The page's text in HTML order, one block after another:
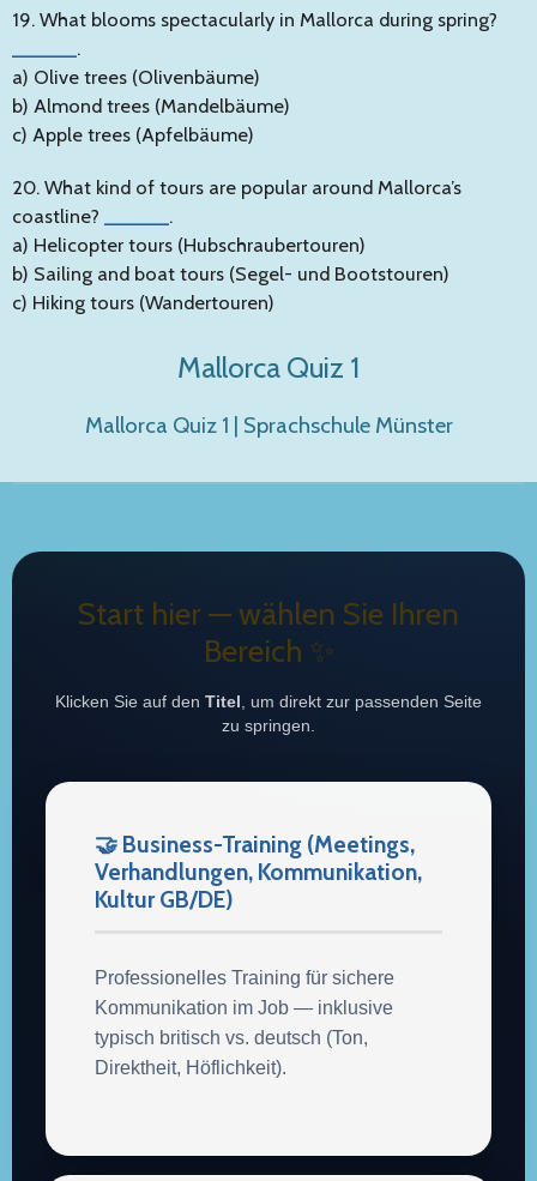
19. What blooms spectacularly in Mallorca during spring?
.
a) Olive trees (Olivenbäume)
b) Almond trees (Mandelbäume)
c) Apple trees (Apfelbäume)
20. What kind of tours are popular around Mallorca’s
coastline?
.
a) Helicopter tours (Hubschraubertouren)
b) Sailing and boat tours (Segel- und Bootstouren)
c) Hiking tours (Wandertouren)
Mallorca Quiz 1
Mallorca Quiz 1 | Sprachschule Münster
Start hier — wählen Sie Ihren
Bereich ✨
Klicken Sie auf den Titel , um direkt zur passenden Seite
zu springen.
🤝 Business-Training (Meetings,
Verhandlungen, Kommunikation,
Kultur GB/DE)
Professionelles Training für sichere
Kommunikation im Job — inklusive
typisch britisch vs. deutsch (Ton,
Direktheit, Höflichkeit).